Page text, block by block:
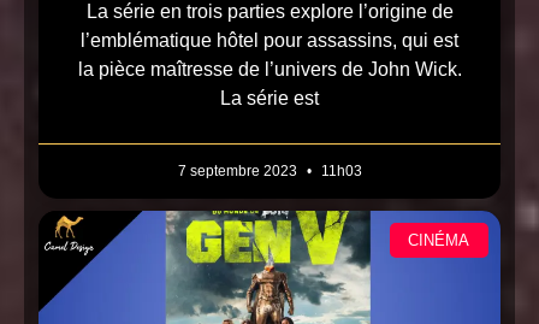
La série en trois parties explore l’origine de
l’emblématique hôtel pour assassins, qui est
la pièce maîtresse de l’univers de John Wick.
La série est
7 septembre 2023 11h03
CINÉMA